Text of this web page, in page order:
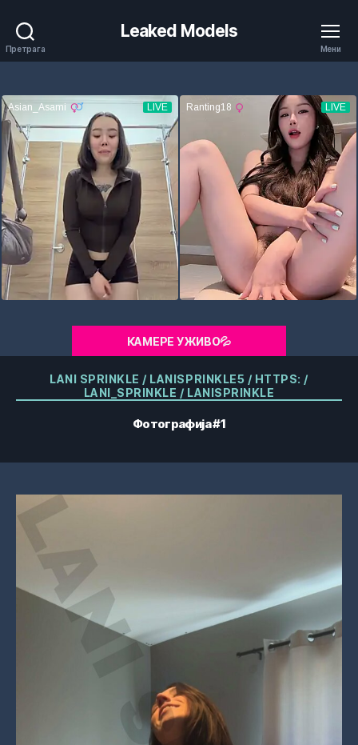
Претрага
Leaked Models
Мени
КАМЕРЕ УЖИВО💦
Категорије
LANI SPRINKLE / LANISPRINKLE5 / HTTPS: /
LANI_SPRINKLE / LANISPRINKLE
Фотографија #1